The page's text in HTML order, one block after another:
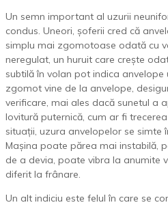
Un semn important al uzurii
condus. Uneori, șoferii cred că
simplu mai zgomotoase odată cu
neregulat, un huruit care crește
subtilă în volan pot indica anvelope
zgomot vine de la anvelope,
verificare, mai ales dacă sunetul a
lovitură puternică, cum ar fi
situații, uzura anvelopelor se simte
Mașina poate părea mai instabilă,
de a devia, poate vibra la anumite
diferit la frânare.
Un alt indiciu este felul în care se